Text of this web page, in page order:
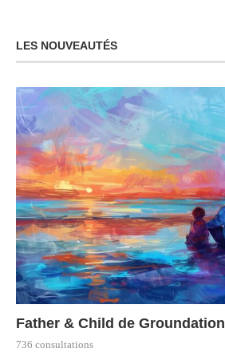
LES NOUVEAUTÉS
Father & Child de Groundation
736 consultations